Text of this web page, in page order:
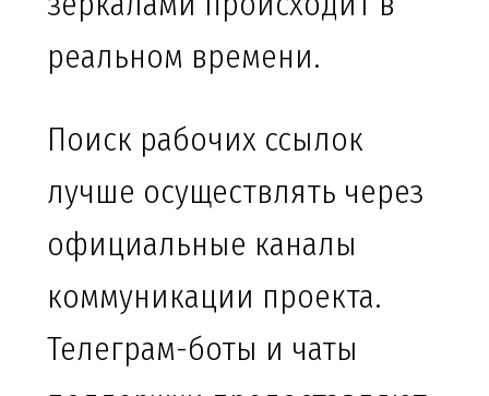
реальном времени.
Поиск рабочих ссылок
лучше осуществлять через
официальные каналы
коммуникации проекта.
Телеграм-боты и чаты